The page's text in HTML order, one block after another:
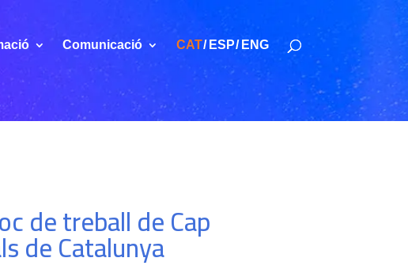
Comunicació CAT ESP ENG
de treball de Cap
de Catalunya